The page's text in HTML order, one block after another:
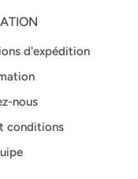
d'expédition
nous
conditions